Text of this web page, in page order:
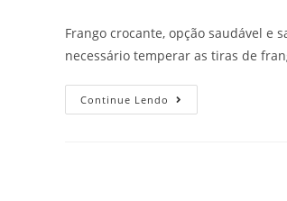
Frango crocante, opção saudável e
necessário temperar as tiras de
Continue Lendo